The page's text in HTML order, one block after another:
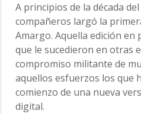
A principios de la década
compañeros largó la
Amargo. Aquella edición en
que le sucedieron en otras
compromiso militante de
aquellos esfuerzos los que
comienzo de una nueva
digital.